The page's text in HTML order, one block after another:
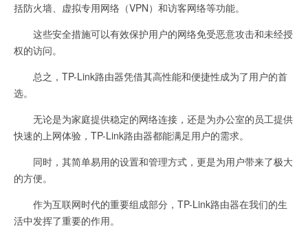
括防火墙、虚拟专用网络（VPN）和访客网络等功能。
这些安全措施可以有效保护用户的网络免受恶意攻击和未经授
权的访问。
总之，TP-Link路由器凭借其高性能和便捷性成为了用户的首
选。
无论是为家庭提供稳定的网络连接，还是为办公室的员工提供
快速的上网体验，TP-Link路由器都能满足用户的需求。
同时，其简单易用的设置和管理方式，更是为用户带来了极大
的方便。
作为互联网时代的重要组成部分，TP-Link路由器在我们的生
活中发挥了重要的作用。